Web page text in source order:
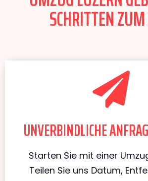
SCHRITTEN
UNVERBINDLICHE
Starten Sie mit einer
Teilen Sie uns Datum,